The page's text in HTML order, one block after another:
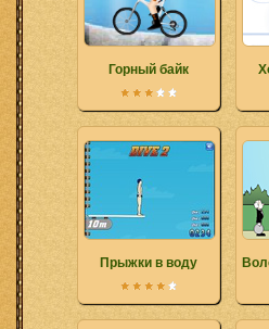
Горный байк
Прыжки в воду